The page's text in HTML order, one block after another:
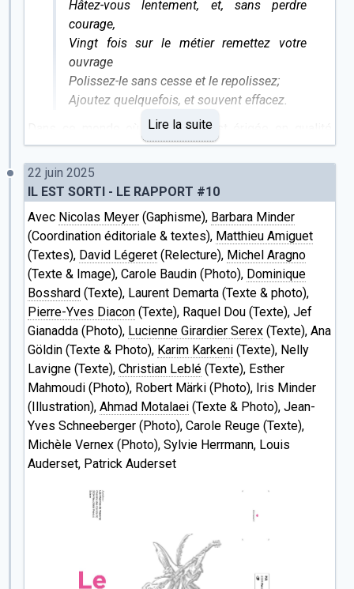
Hâtez-vous lentement, et, sans perdre
courage,
Vingt fois sur le métier remettez votre
ouvrage
Polissez-le sans cesse et le repolissez;
Ajoutez quelquefois, et souvent effacez.
Dans ce monde où la vitesse est érigée en qualité
ultime, où l'on confie à une machine le soin d'écrire à
ses collègues ou amis afin d'avoir le temps de lire ce
qu'ils ont fait écrire pour nous par une machine, il peut
être bon de se remémorer ces vers que Boileau a écrit
en 1674.
En cette période où la grande histoire gronde dans un
lointain pas si lointain, nous faisons ici le pari de nous
intéresser à la "petite histoire", celles des gens, celle
du proche. Vous trouverez dans cette nouvelle édition
du Rapport des récits de rencontres, d'ici et de
maintenant.
Bien sûr, la petite et la grande histoire se tissent
continuellement, et si l'Histoire avec un grand H fournit
le fil de chaîne, tout s'effilocherait sans les fils de
trame: les gens, le quotidien qui slaloment et relient en
un dense réseau de chemins de traverse.
Parfois on s'en passerait: ainsi du nouvel éclairage
amené par l'actualité récente sur l'article où Ahmad
Motalaei relate ses souvenirs d'enfance dans un
Ispahan bombardé. Mais c'est là aussi, et surtout, qu'il
faut prendre soin du proche, de la trame qui relie, des
traverses. Une pensée toute spéciale donc pour ceux
qui gravitent autour de nos chemins et qui sont
touchés de près par la brûlante actualité: Ahmad bien
Lire la suite
22 juin 2025
IL EST SORTI - LE RAPPORT #10
Avec Nicolas Meyer (Gaphisme), Barbara Minder
(Coordination éditoriale & textes), Matthieu Amiguet
(Textes), David Légeret (Relecture), Michel Aragno
(Texte & Image), Carole Baudin (Photo), Dominique
Bosshard (Texte), Laurent Demarta (Texte & photo),
Pierre-Yves Diacon (Texte), Raquel Dou (Texte), Jef
Gianadda (Photo), Lucienne Girardier Serex (Texte), Ana
Göldin (Texte & Photo), Karim Karkeni (Texte), Nelly
Lavigne (Texte), Christian Leblé (Texte), Esther
Mahmoudi (Photo), Robert Märki (Photo), Iris Minder
(Illustration), Ahmad Motalaei (Texte & Photo), Jean-
Yves Schneeberger (Photo), Carole Reuge (Texte),
Michèle Vernex (Photo), Sylvie Herrmann, Louis
Auderset, Patrick Auderset